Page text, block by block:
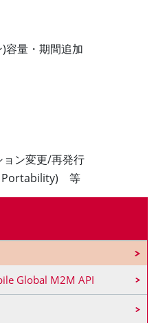
容量・期間追加
ン変更/再発行
Portability) 等
Global M2M API